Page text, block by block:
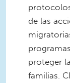
de las
proteger
familias.